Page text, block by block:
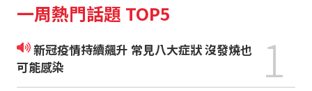
一周熱門話題 TOP5
新冠疫情持續飆升 常見八大症狀 沒發燒也
可能感染
1